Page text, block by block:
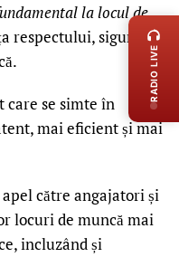
la locul de
respectului, siguranței
care se simte în
mai eficient și mai
către angajatori și
locuri de muncă mai
incluzând și
RADIO LIVE